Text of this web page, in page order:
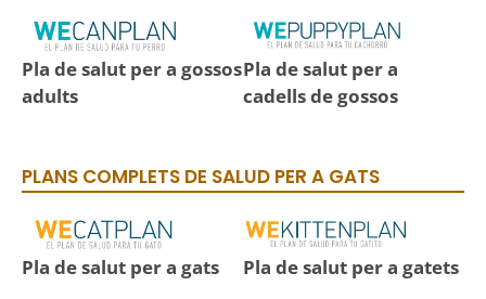
Pla de salut per a gossos
adults
Pla de salut per a
cadells de gossos
PLANS COMPLETS DE SALUD PER A GATS
Pla de salut per a gats Pla de salut per a gatets